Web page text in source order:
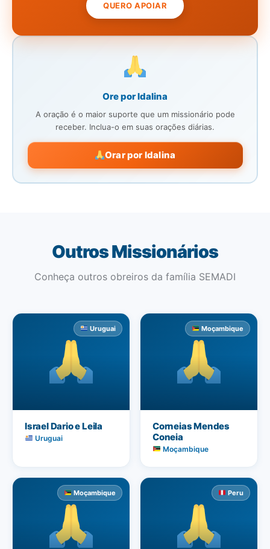
QUERO APOIAR
Ore por Idalina
A oração é o maior suporte que um missionário pode
receber. Inclua-o em suas orações diárias.
Orar por Idalina
Outros Missionários
Conheça outros obreiros da família SEMADI
Uruguai
Israel Dario e Leila
Uruguai
Moçambique
Corneias Mendes
Coneia
Moçambique
Moçambique Peru